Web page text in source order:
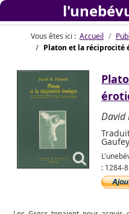
Vous êtes ici : Accueil
Platon et la réciprocité
David
: 1284-